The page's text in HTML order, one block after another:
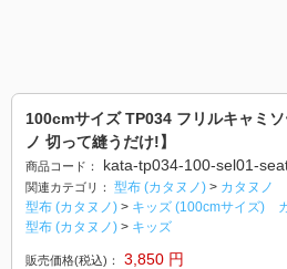
100cmサイズ TP034 フリルキャミ
ノ 切って縫うだけ!】
商品コード： kata-tp034-100-sel01-
関連カテゴリ： 型布 (カタヌノ) > カタヌノ
型布 (カタヌノ) > キッズ (100cmサイズ)
型布 (カタヌノ) > キッズ
販売価格(税込)： 3,850 円